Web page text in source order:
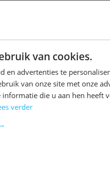
van cookies.
en advertenties te
van onze site met onze
die u aan hen heeft
verder